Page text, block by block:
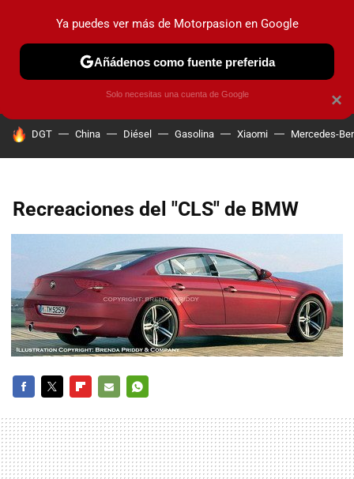
PRUEBAS COCHES ELÉCTRICOS OBSERVATORIO
HOY SE HABLA DE
DGT China Diésel Gasolina Xiaomi Mercedes-
Recreaciones del "CLS" de BMW
MAIL
×
Ya puedes ver más de Motorpasion en Google
Añádenos como fuente preferida
Solo necesitas una cuenta de Google